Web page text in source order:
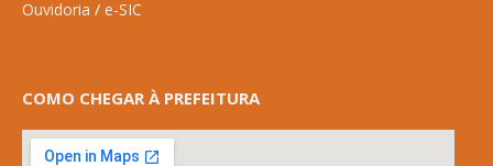
Ouvidoria / e-SIC
COMO CHEGAR À PREFEITURA